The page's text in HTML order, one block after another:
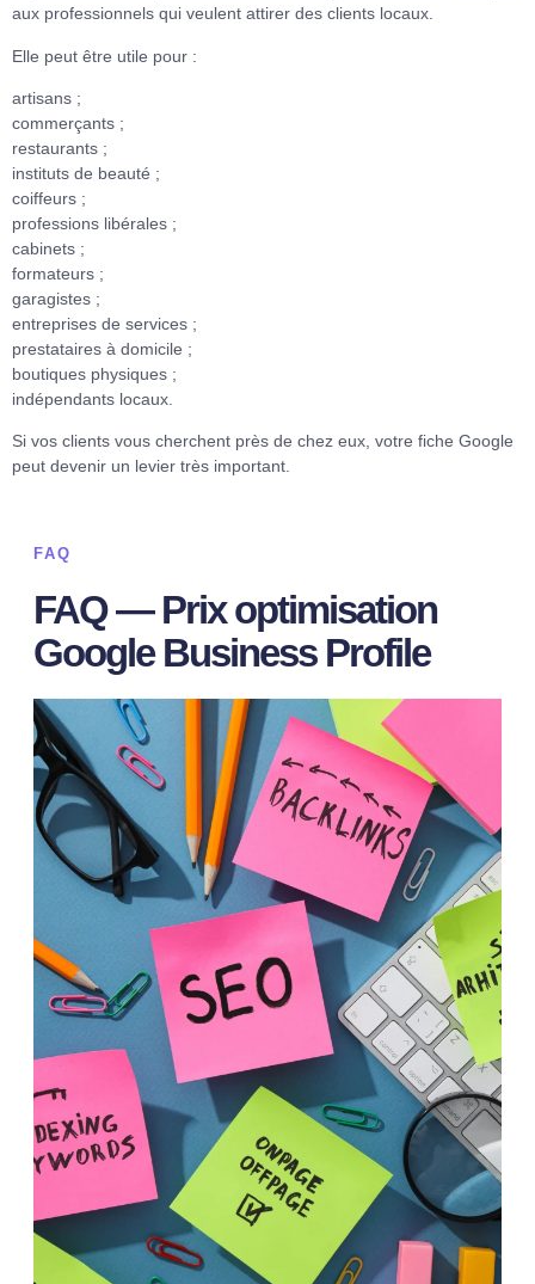
aux professionnels qui veulent attirer des clients locaux.
Elle peut être utile pour :
artisans ;
commerçants ;
restaurants ;
instituts de beauté ;
coiffeurs ;
professions libérales ;
cabinets ;
formateurs ;
garagistes ;
entreprises de services ;
prestataires à domicile ;
boutiques physiques ;
indépendants locaux.
Si vos clients vous cherchent près de chez eux, votre fiche Google
peut devenir un levier très important.
FAQ
FAQ — Prix optimisation
Google Business Profile